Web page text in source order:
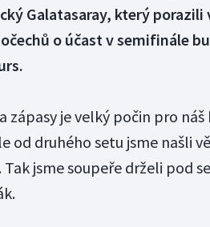
Galatasaray, který porazili
o účast v semifinále
je velký počin pro náš
od druhého setu jsme našli
jsme soupeře drželi pod